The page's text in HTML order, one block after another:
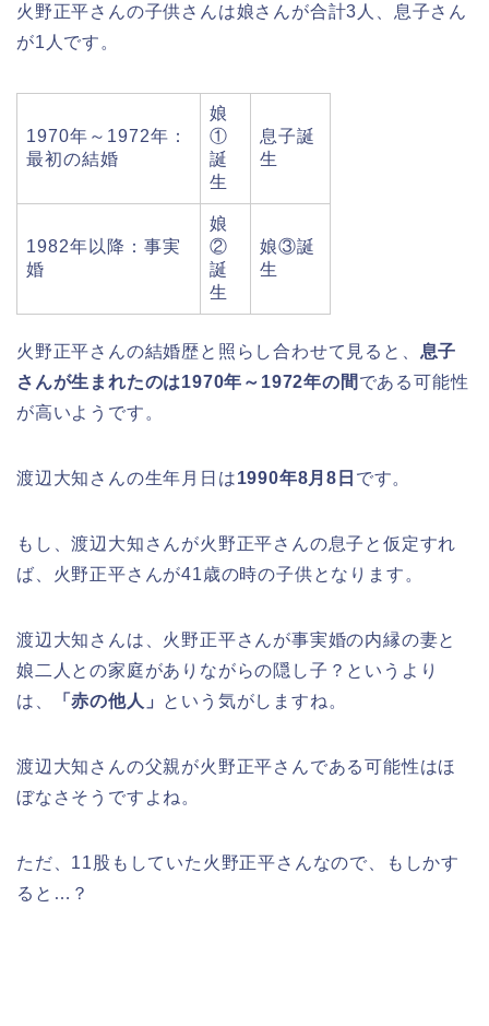
火野正平さんの子供さんは娘さんが合計3人、息子さん
が1人です。
1970年～1972年：
最初の結婚
娘
①
誕
生
息子誕
生
1982年以降：事実
婚
娘
②
誕
生
娘③誕
生
火野正平さんの結婚歴と照らし合わせて見ると、 息子
さんが生まれたのは1970年～1972年の間 である可能性
が高いようです。
渡辺大知さんの生年月日は1990年8月8日 です。
もし、渡辺大知さんが火野正平さんの息子と仮定すれ
ば、火野正平さんが41歳の時の子供となります。
渡辺大知さんは、火野正平さんが事実婚の内縁の妻と
娘二人との家庭がありながらの隠し子？というより
は、
「赤の他人」 という気がしますね。
渡辺大知さんの父親が火野正平さんである可能性はほ
ぼなさそうですよね。
ただ、11股もしていた火野正平さんなので、もしかす
ると…？